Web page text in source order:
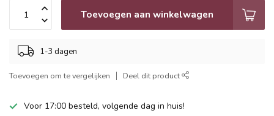
Toevoegen aan winkelwagen
1-3 dagen
Toevoegen om te vergelijken Deel dit product
Voor 17:00 besteld, volgende dag in huis!